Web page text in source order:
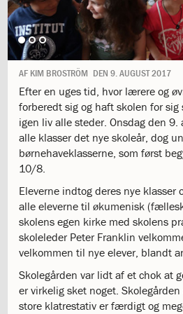
days
of
giving
1.12:
Let
it
Grow
1.13:
Move
it!
1.14:
Ucycle
We
Recycle
1.15:
Historie
1.16:
Bombningen
af
Institut
d’Arc
1.17:
Markering
af
AF KIM BROSTRÖM DEN 9. AUGUST 2017
Efter en uges tid, hvor lærere og
forberedt sig og haft skolen for
igen liv alle steder. Onsdag den
alle klasser det nye skoleår, dog
børnehaveklasserne, som først
10/8.
Eleverne indtog deres nye klasser
alle eleverne til økumenisk
skolens egen kirke med skolens
skoleleder Peter Franklin
velkommen til nye elever, blandt
Skolegården var lidt af et chok at
er virkelig sket noget.
store klatrestativ er færdigt og